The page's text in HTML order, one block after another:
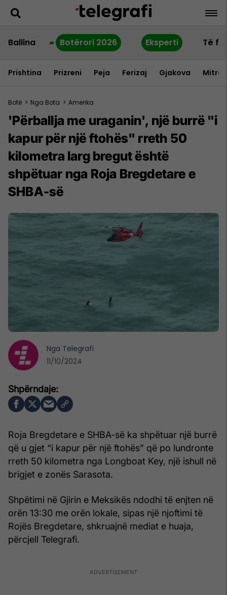
Ballina Botërori 2026 Eksperti Të
Prishtina Prizreni Peja Ferizaj Gjakova
Botë > Nga Bota > Amerika
'Përballja me uraganin', një burrë "i
kapur për një ftohës" rreth 50
kilometra larg bregut është
shpëtuar nga Roja Bregdetare e
SHBA-së
Roja Bregdetare e SHBA-së ka shpëtuar një burrë
që u gjet “i kapur për një ftohës” që po lundronte
rreth 50 kilometra nga Longboat Key, një ishull në
brigjet e zonës Sarasota.
Shpëtimi në Gjirin e Meksikës ndodhi të enjten në
orën 13:30 me orën lokale, sipas një njoftimi të
Rojës Bregdetare, shkruajnë mediat e huaja,
përcjell Telegrafi.
Nga Telegrafi
11/10/2024